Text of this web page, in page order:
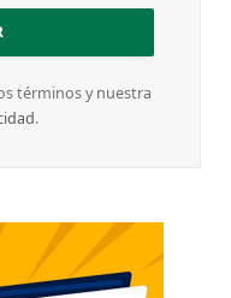
términos y nuestra
.